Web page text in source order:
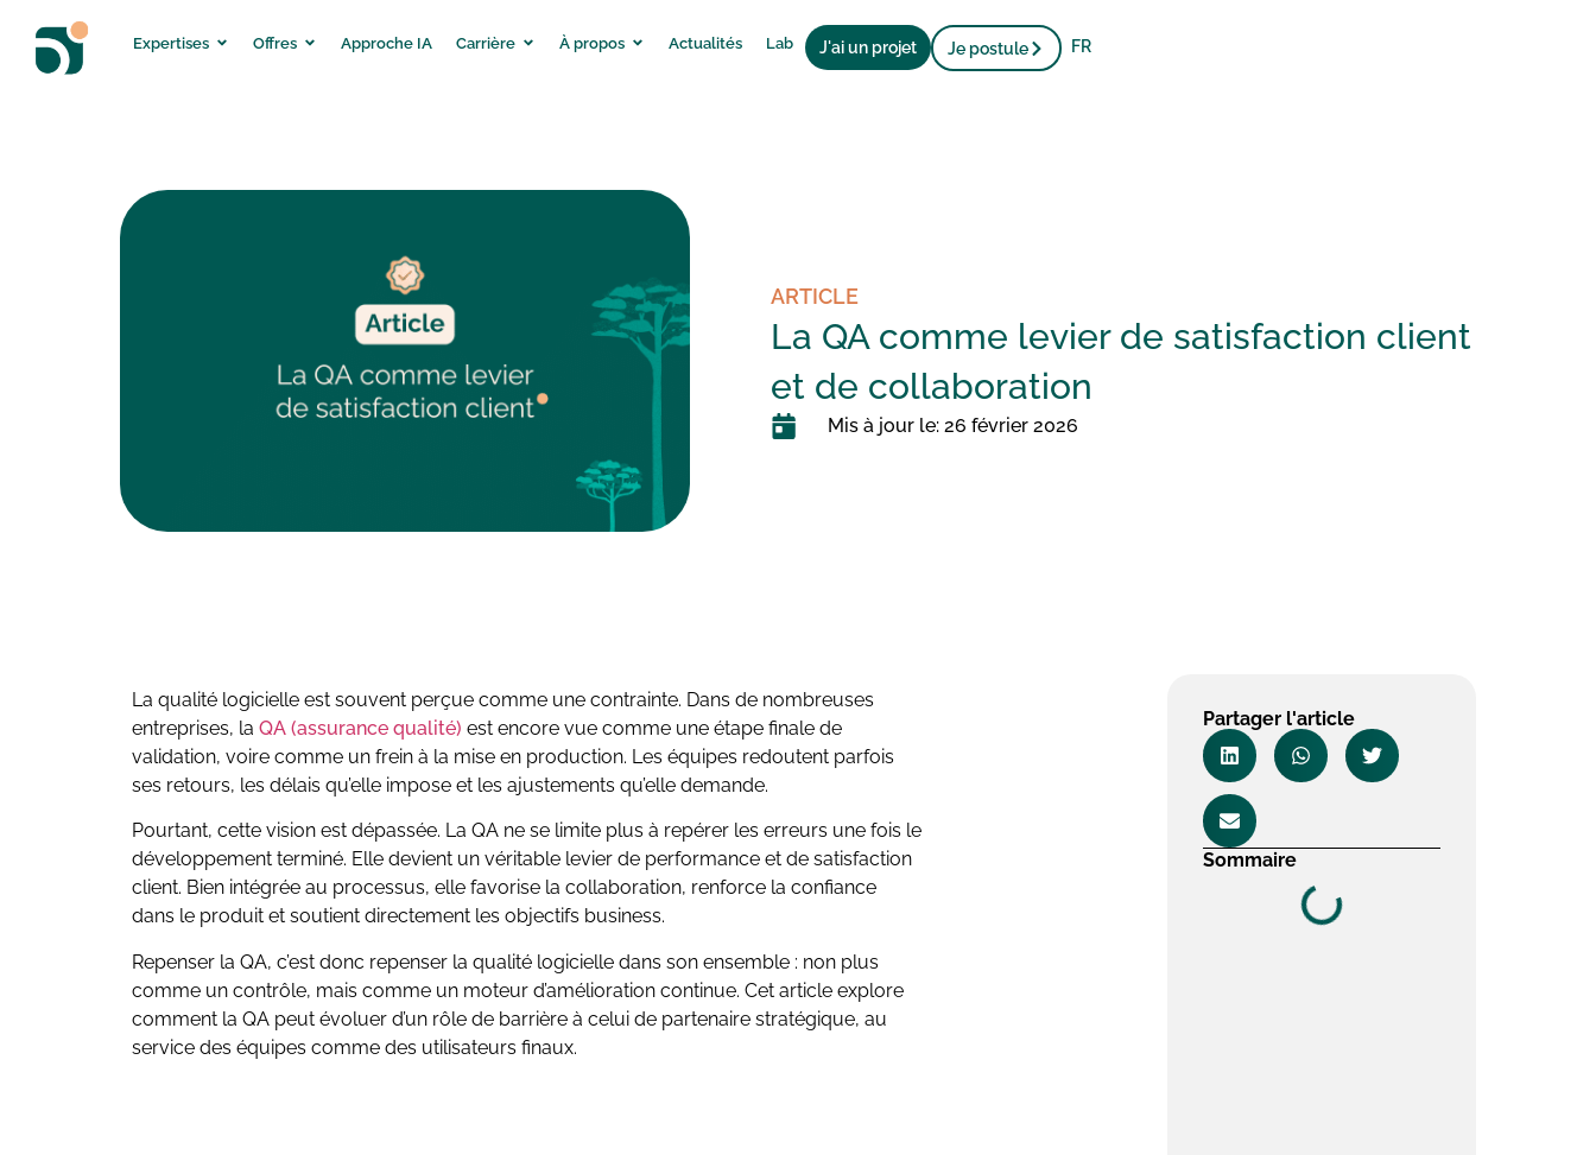
Expertises Offres Approche IA Carrière À propos Actualités Lab J'ai un projet Je postule FR
ARTICLE
La QA comme levier de satisfaction client
et de collaboration
Mis à jour le: 26 février 2026
La qualité logicielle est souvent perçue comme une contrainte. Dans de nombreuses
entreprises, la QA (assurance qualité) est encore vue comme une étape finale de
validation, voire comme un frein à la mise en production. Les équipes redoutent parfois
ses retours, les délais qu’elle impose et les ajustements qu’elle demande.
Pourtant, cette vision est dépassée. La QA ne se limite plus à repérer les erreurs une fois le
développement terminé. Elle devient un véritable levier de performance et de satisfaction
client. Bien intégrée au processus, elle favorise la collaboration, renforce la confiance
dans le produit et soutient directement les objectifs business.
Repenser la QA, c’est donc repenser la qualité logicielle dans son ensemble : non plus
comme un contrôle, mais comme un moteur d’amélioration continue. Cet article explore
comment la QA peut évoluer d’un rôle de barrière à celui de partenaire stratégique, au
service des équipes comme des utilisateurs finaux.
Partager l'article
Sommaire